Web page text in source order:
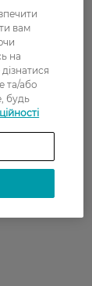
вам
на
та/або
будь